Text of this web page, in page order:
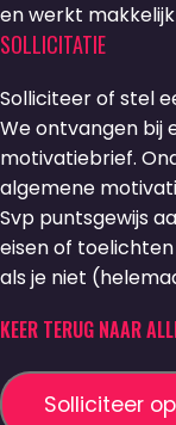
en werkt
SOLLICITATIE
Solliciteer of stel
We ontvangen bij
motivatiebrief.
algemene
Svp puntsgewijs
eisen of
als je niet
KEER TERUG NAAR